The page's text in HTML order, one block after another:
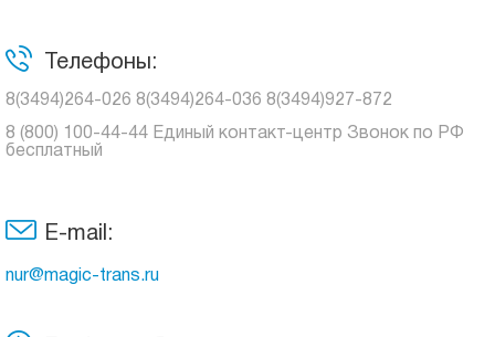
Телефоны:
8(3494)264-026 8(3494)264-036 8(3494)927-872
8 (800) 100-44-44 Единый контакт-центр Звонок по РФ
бесплатный
E-mail:
nur@magic-trans.ru